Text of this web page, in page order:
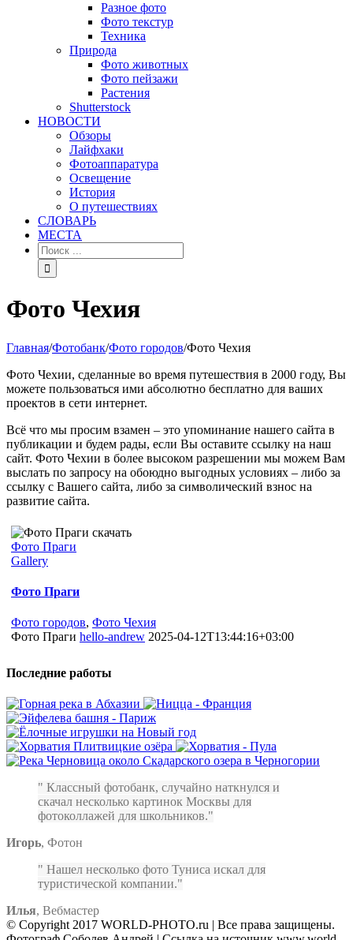
Разное фото
Фото текстур
Техника
Природа
Фото животных
Фото пейзажи
Растения
Shutterstock
НОВОСТИ
Обзоры
Лайфхаки
Фотоаппаратура
Освещение
История
О путешествиях
CЛОВАРЬ
МЕСТА
Фото Чехия
Главная/Фотобанк/Фото городов/Фото Чехия
Фото Чехии, сделанные во время путешествия в 2000 году, Вы
можете пользоваться ими абсолютно бесплатно для ваших
проектов в сети интернет.
Всё что мы просим взамен – это упоминание нашего сайта в
публикации и будем рады, если Вы оставите ссылку на наш
сайт. Фото Чехии в более высоком разрешении мы можем Вам
выслать по запросу на обоюдно выгодных условиях – либо за
ссылку с Вашего сайта, либо за символический взнос на
развитие сайта.
Фото Праги
Gallery
Фото Праги
Фото городов, Фото Чехия
Фото Праги hello-andrew 2025-04-12T13:44:16+03:00
Последние работы
Классный фотобанк, случайно наткнулся и
скачал несколько картинок Москвы для
фотоколлажей для школьников.
Игорь, Фотон
Нашел несколько фото Туниса искал для
туристической компании.
Илья, Вебмастер
© Copyright 2017 WORLD-PHOTO.ru | Все права защищены.